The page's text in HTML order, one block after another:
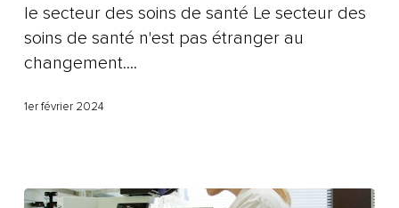
le secteur des soins de santé Le secteur des
soins de santé n'est pas étranger au
changement....
1er février 2024